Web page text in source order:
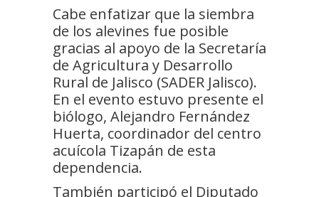
Cabe enfatizar que la siembra
de los alevines fue posible
gracias al apoyo de la Secretaría
de Agricultura y Desarrollo
Rural de Jalisco (SADER Jalisco).
En el evento estuvo presente el
biólogo, Alejandro Fernández
Huerta, coordinador del centro
acuícola Tizapán de esta
dependencia.
También participó el Diputado